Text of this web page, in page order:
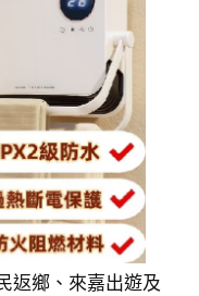
返鄉、來嘉出遊及